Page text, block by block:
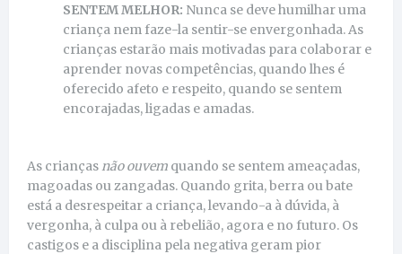
SENTEM MELHOR: Nunca se deve humilhar uma
criança nem faze-la sentir-se envergonhada. As
crianças estarão mais motivadas para colaborar e
aprender novas competências, quando lhes é
oferecido afeto e respeito, quando se sentem
encorajadas, ligadas e amadas.
As crianças não ouvem quando se sentem ameaçadas,
magoadas ou zangadas. Quando grita, berra ou bate
está a desrespeitar a criança, levando-a à dúvida, à
vergonha, à culpa ou à rebelião, agora e no futuro. Os
castigos e a disciplina pela negativa geram pior